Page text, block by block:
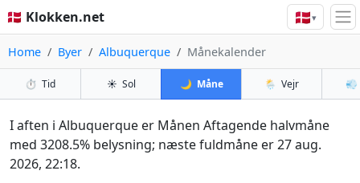
🇩🇰 Klokken.net 🇩🇰▾
Home Byer Albuquerque Månekalender
⏱️ Tid ☀️ Sol 🌙 Måne 🌦️ Vejr 💨
I aften i Albuquerque er Månen Aftagende halvmåne
med 3208.5% belysning; næste fuldmåne er 27 aug.
2026, 22:18.